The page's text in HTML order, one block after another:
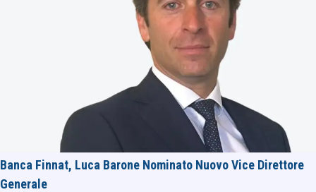
Banca Finnat, Luca Barone Nominato Nuovo Vice Direttore
Generale